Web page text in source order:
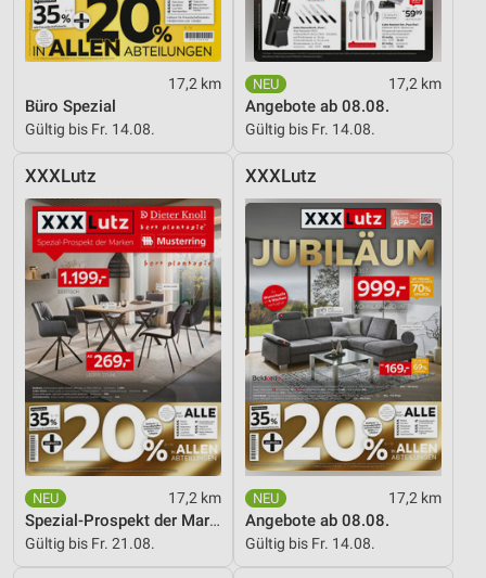
17,2 km
Büro Spezial
Gültig bis Fr. 14.08.
17,2 km
Angebote ab 08.08.
Gültig bis Fr. 14.08.
XXXLutz
17,2 km
Spezial-Prospekt der Marken
Gültig bis Fr. 21.08.
XXXLutz
17,2 km
Angebote ab 08.08.
Gültig bis Fr. 14.08.
Nicht-IAB-Verarbeitungszwecke:
Notwendig
Funktional
Werbung